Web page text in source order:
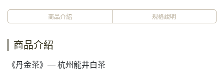
商品介紹 規格說明
商品介紹
《丹金茶》— 杭州龍井白茶